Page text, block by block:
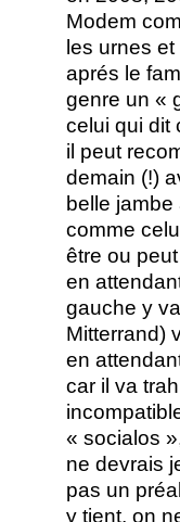
Modem
les urnes
aprés le
genre un «
celui qui dit
il peut
demain (!)
belle
comme
être ou
en
gauche y
Mitterrand)
en
car il va
« socialos
ne devrais
pas un
y tient, on